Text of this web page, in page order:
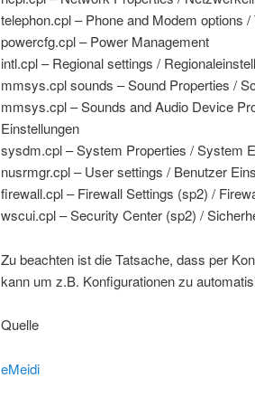
telephon.cpl – Phone and Modem options
powercfg.cpl – Power Management
intl.cpl – Regional settings /
mmsys.cpl sounds – Sound Properties /
mmsys.cpl – Sounds and Audio Device
Einstellungen
sysdm.cpl – System Properties / System
nusrmgr.cpl – User settings / Benutzer
firewall.cpl – Firewall Settings (sp2) /
wscui.cpl – Security Center (sp2) /
Zu beachten ist die Tatsache, dass per
kann um z.B. Konfigurationen zu
Quelle
eMeidi